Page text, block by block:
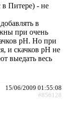
в Питере) - не
в
при очень
pH. Но при
и скачков рН не
выедать весь
15/06/2009 01:55:08
#856128